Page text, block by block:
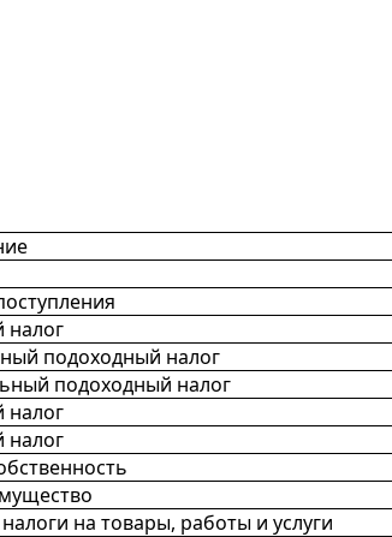
налог
подоходный налог
подоходный налог
налог
налог
на товары, работы и услуги